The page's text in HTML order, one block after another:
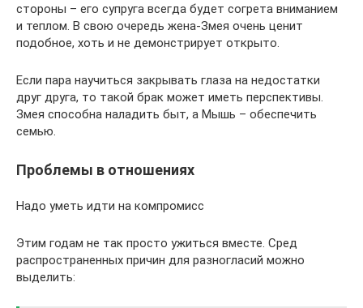
стороны – его супруга всегда будет согрета вниманием
и теплом. В свою очередь жена-Змея очень ценит
подобное, хоть и не демонстрирует открыто.
Если пара научиться закрывать глаза на недостатки
друг друга, то такой брак может иметь перспективы.
Змея способна наладить быт, а Мышь – обеспечить
семью.
Проблемы в отношениях
Надо уметь идти на компромисс
Этим годам не так просто ужиться вместе. Сред
распространенных причин для разногласий можно
выделить: